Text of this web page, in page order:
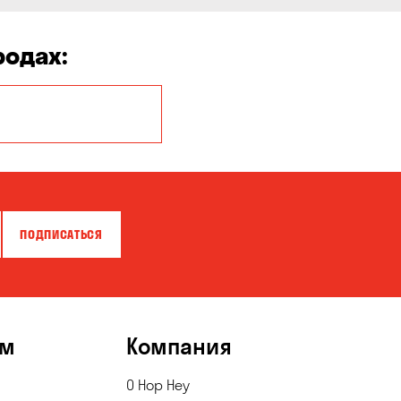
Бровары
Гора
Красноселка
ПОДПИСАТЬСЯ
Компания
О Hop Hey